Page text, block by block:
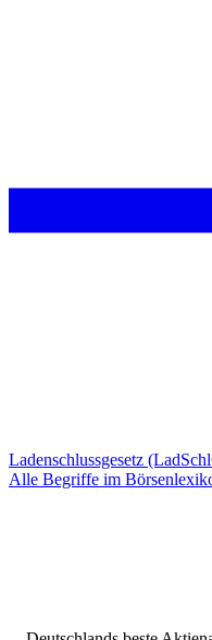
Ladenschlussgesetz
Alle Begriffe im